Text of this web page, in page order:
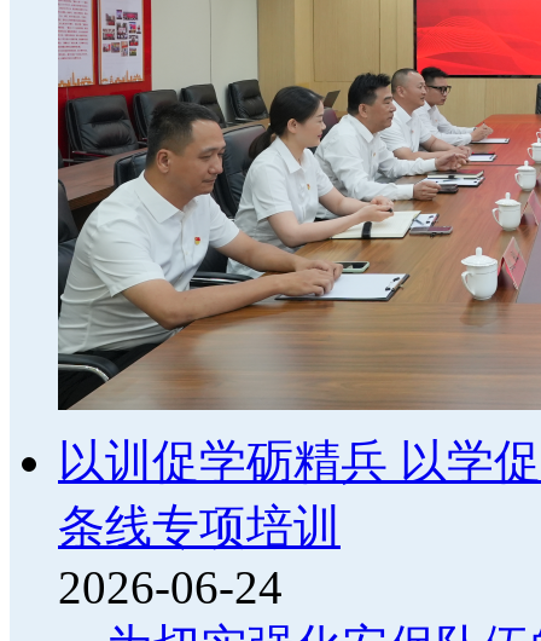
以训促学砺精兵 以学
条线专项培训
2026-06-24